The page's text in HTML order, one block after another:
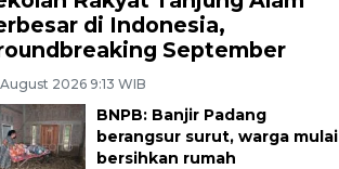
di Indonesia,
September
2026 9:13 WIB
BNPB: Banjir Padang
berangsur surut, warga mulai
bersihkan rumah